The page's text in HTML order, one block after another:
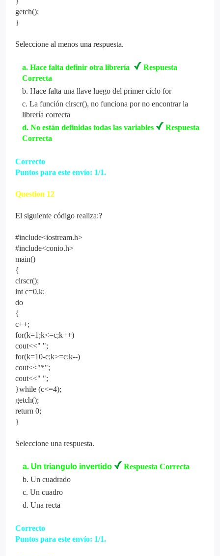
getch();
}
Seleccione al menos una respuesta.
a. Hace falta definir otra librería
Respuesta
Correcta
b. Hace falta una llave luego del primer ciclo for
c. La función clrscr(), no funciona por no encontrar la
librería correcta
d. No están definidas todas las variables
Respuesta
Correcta
Correcto
Puntos para este envío: 1/1.
Question 12
El siguiente código realiza:?
#include<iostream.h>
#include<conio.h>
main()
{
clrscr();
int c=0,k;
do
{
c++;
for(k=1;k<=c;k++)
cout<<" ";
for(k=10-c;k>=c;k--)
cout<<"*";
cout<<" ";
}while (c<=4);
getch();
return 0;
}
Seleccione una respuesta.
a. Un triangulo invertido
Respuesta Correcta
b. Un cuadrado
c. Un cuadro
d. Una recta
Correcto
Puntos para este envío: 1/1.